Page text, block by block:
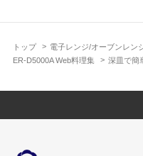
トップ 電子レンジ/オーブンレン
ER-D5000A Web料理集
深皿で簡